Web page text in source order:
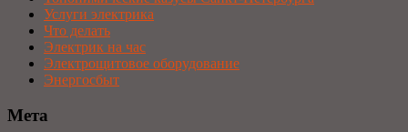
Услуги электрика
Что делать
Электрик на час
Электрощитовое оборудование
Энергосбыт
Мета